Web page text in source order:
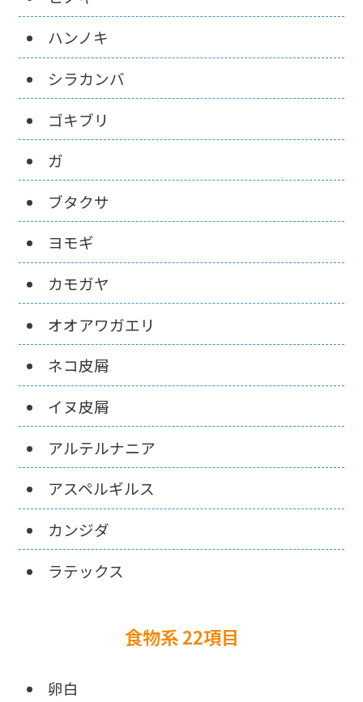
ハンノキ
シラカンバ
ゴキブリ
ガ
ブタクサ
ヨモギ
カモガヤ
オオアワガエリ
ネコ皮屑
イヌ皮屑
アルテルナニア
アスペルギルス
カンジダ
ラテックス
食物系 22項目
卵白